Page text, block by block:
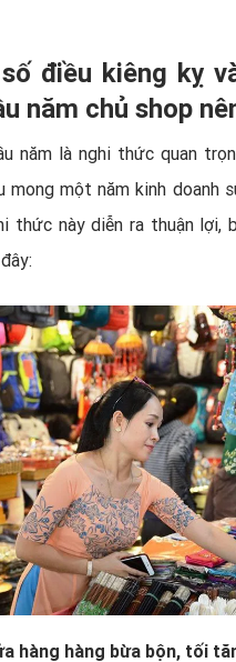
điều kiêng kỵ
năm chủ shop
năm là nghi thức quan
mong một năm kinh doanh
thức này diễn ra thuận lợi,
hàng hàng bừa bộn, tối